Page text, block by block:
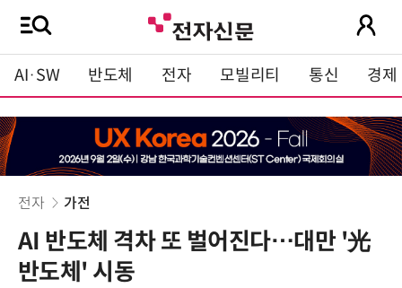
AI·SW 반도체 전자 모빌리티 통신 경제
전자 가전
AI 반도체 격차 또 벌어진다…대만 '光
반도체' 시동